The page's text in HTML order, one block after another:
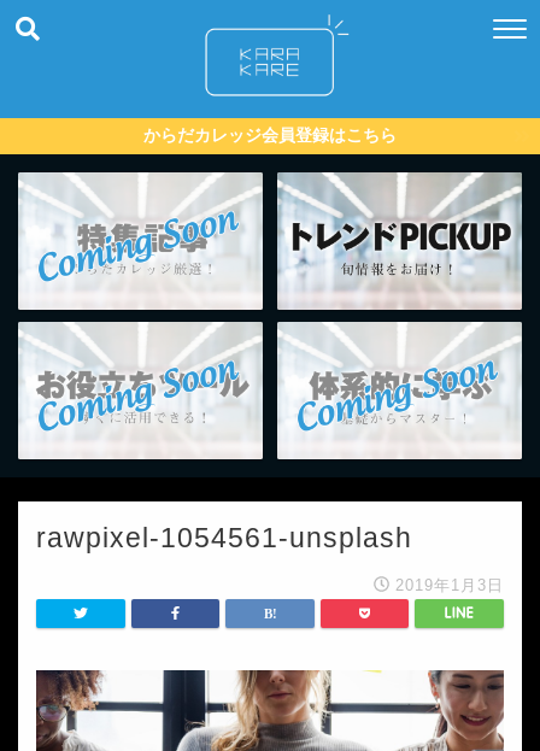
からだカレッジ会員登録はこちら
rawpixel-1054561-unsplash
2019年1月3日